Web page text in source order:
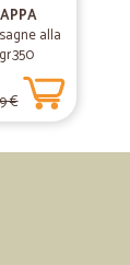
04/03/2019
alla
€